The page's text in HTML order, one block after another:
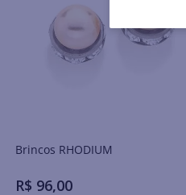
Brincos RHODIUM
R$ 96,00